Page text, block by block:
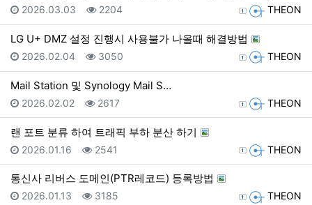
등록자 THEON
등록일
2026.03.03 조회
2204
LG U+ DMZ 설정 진행시 사용불가 나올때 해결방법
등록자 THEON
등록일
2026.02.04 조회
3050
Mail Station 및 Synology Mail S…
등록자 THEON
등록일
2026.02.02 조회
2617
랜 포트 분류 하여 트래픽 부하 분산 하기
등록자 THEON
등록일
2026.01.16 조회
2541
통신사 리버스 도메인(PTR레코드) 등록방법
등록자 THEON
등록일
2026.01.13 조회
3185